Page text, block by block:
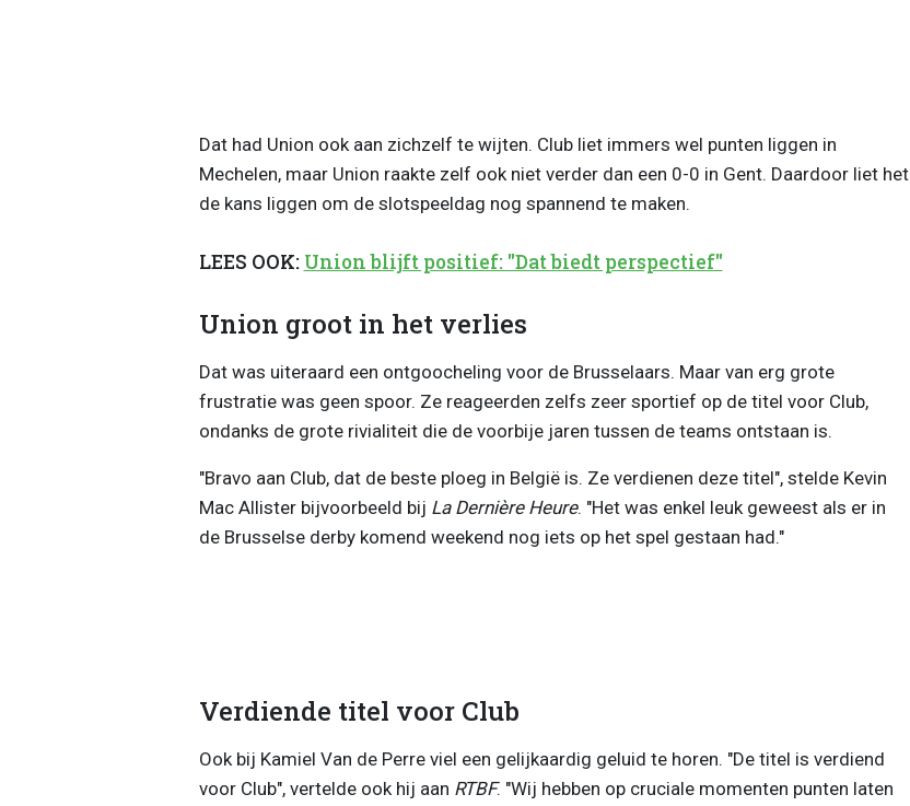
Dat had Union ook aan zichzelf te wijten. Club liet immers wel punten liggen in
Mechelen, maar Union raakte zelf ook niet verder dan een 0-0 in Gent. Daardoor liet het
de kans liggen om de slotspeeldag nog spannend te maken.
LEES OOK: Union blijft positief: "Dat biedt perspectief"
Union groot in het verlies
Dat was uiteraard een ontgoocheling voor de Brusselaars. Maar van erg grote
frustratie was geen spoor. Ze reageerden zelfs zeer sportief op de titel voor Club,
ondanks de grote rivialiteit die de voorbije jaren tussen de teams ontstaan is.
"Bravo aan Club, dat de beste ploeg in België is. Ze verdienen deze titel", stelde Kevin
Mac Allister bijvoorbeeld bij La Dernière Heure. "Het was enkel leuk geweest als er in
de Brusselse derby komend weekend nog iets op het spel gestaan had."
Verdiende titel voor Club
Ook bij Kamiel Van de Perre viel een gelijkaardig geluid te horen. "De titel is verdiend
voor Club", vertelde ook hij aan RTBF. "Wij hebben op cruciale momenten punten laten